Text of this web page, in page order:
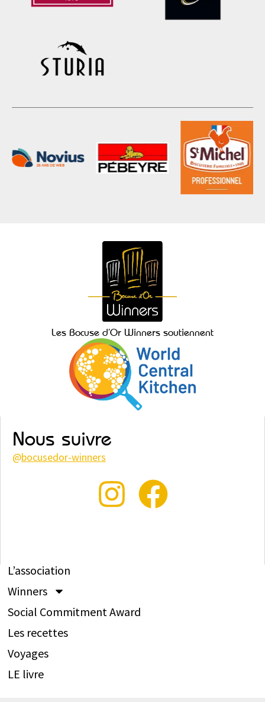
Les Bocuse d’Or Winners soutiennent
Nous suivre
@bocusedor-winners
L’association
Winners
Social Commitment Award
Les recettes
Voyages
LE livre